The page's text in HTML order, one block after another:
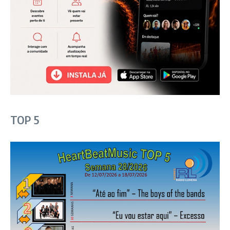
TOP 5